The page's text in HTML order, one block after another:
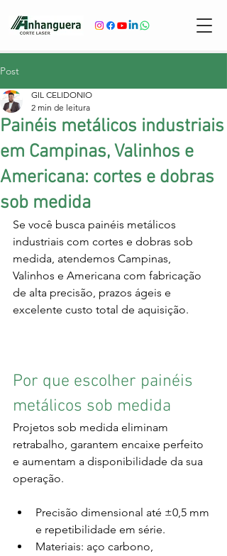
Post
Painéis metálicos industriais
em Campinas, Valinhos e
Americana: cortes e dobras
sob medida
GIL CELIDONIO
2 min de leitura
Se você busca painéis metálicos
industriais com cortes e dobras sob
medida, atendemos Campinas,
Valinhos e Americana com fabricação
de alta precisão, prazos ágeis e
excelente custo total de aquisição.
Por que escolher painéis
metálicos sob medida
Projetos sob medida eliminam
retrabalho, garantem encaixe perfeito
e aumentam a disponibilidade da sua
operação.
Precisão dimensional até ±0,5 mm
e repetibilidade em série.
Materiais: aço carbono,